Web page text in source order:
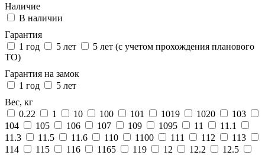
Наличие
В наличии
Гарантия
1 год
5 лет
5 лет (с учетом прохождения планового
ТО)
Гарантия на замок
1 год
5 лет
Вес, кг
0.22
1 10 100 101 1019 1020
103
104
105 106 107 109 1095 11
11.1
11.3
11.5 11.6 110 1100 111 112
113
114
115 116 1165 119 12 12.2
12.5